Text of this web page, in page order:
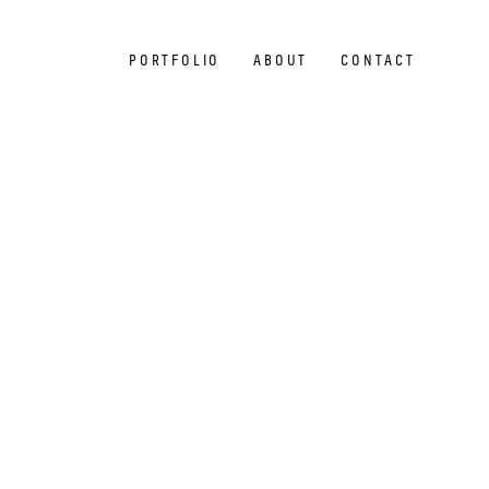
PORTFOLIO ABOUT CONTACT